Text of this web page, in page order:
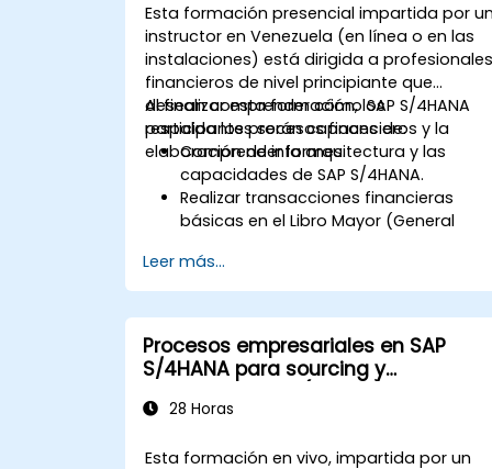
Esta formación presencial impartida por un
instructor en Venezuela (en línea o en las
instalaciones) está dirigida a profesionales
financieros de nivel principiante que
desean comprender cómo SAP S/4HANA
respalda los procesos financieros y la
elaboración de informes.
Al finalizar esta formación, los
participantes serán capaces de:
Comprender la arquitectura y las
capacidades de SAP S/4HANA.
Realizar transacciones financieras
básicas en el Libro Mayor (General
por Cobrar.
Trabajar con centros de costo,
de beneficio y órdenes internas.
Comprender los procesos integrados
de planificación financiera en SAP
S/4HANA.
Realizar tareas financieras básicas,
elaboración de informes y el análisis
Leer más...
Procesos empresariales en SAP
S/4HANA para sourcing y
28 Horas
Esta formación en vivo, impartida por un